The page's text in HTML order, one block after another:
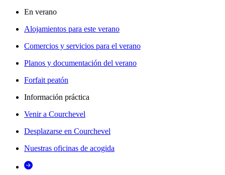
En verano
Alojamientos para este verano
Comercios y servicios para el verano
Planos y documentación del verano
Forfait peatón
Información práctica
Venir a Courchevel
Desplazarse en Courchevel
Nuestras oficinas de acogida